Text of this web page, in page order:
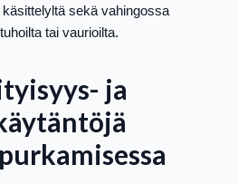
sekä vahingossa
tai vaurioilta.
ja